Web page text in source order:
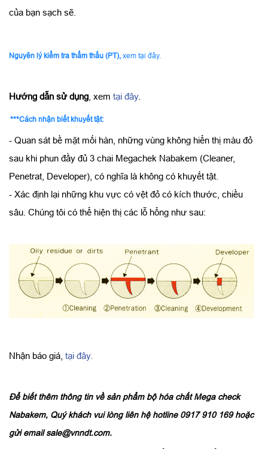
của bạn sạch sẽ.
Nguyên lý kiểm tra thẩm thấu (PT), xem tại đây.
Hướng dẫn sử dụng , xem tại đây.
***Cách nhận biết khuyết tật:
- Quan sát bề mặt mối hàn, những vùng không hiển thị màu đỏ
sau khi phun đầy đủ 3 chai Megachek Nabakem (Cleaner,
Penetrat, Developer), có nghĩa là không có khuyết tật.
- Xác định lại những khu vực có vệt đỏ có kích thước, chiều
sâu. Chúng tôi có thể hiện thị các lỗ hổng như sau:
Nhận báo giá, tại đây.
Để biết thêm thông tin về sản phẩm bộ hóa chất Mega check
Nabakem, Quý khách vui lòng liên hệ hotline 0917 910 169 hoặc
gửi email sale@vnndt.com.